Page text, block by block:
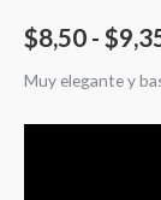
$8,50 - $
Muy elegante y